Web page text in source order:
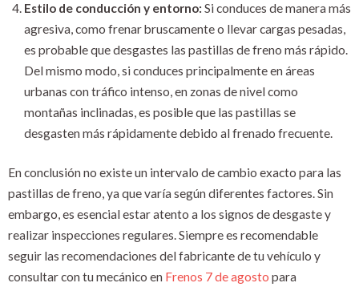
Estilo de conducción y entorno: Si conduces de manera más
agresiva, como frenar bruscamente o llevar cargas pesadas,
es probable que desgastes las pastillas de freno más rápido.
Del mismo modo, si conduces principalmente en áreas
urbanas con tráfico intenso, en zonas de nivel como
montañas inclinadas, es posible que las pastillas se
desgasten más rápidamente debido al frenado frecuente.
En conclusión no existe un intervalo de cambio exacto para las
pastillas de freno, ya que varía según diferentes factores. Sin
embargo, es esencial estar atento a los signos de desgaste y
realizar inspecciones regulares. Siempre es recomendable
seguir las recomendaciones del fabricante de tu vehículo y
consultar con tu mecánico en Frenos 7 de agosto para